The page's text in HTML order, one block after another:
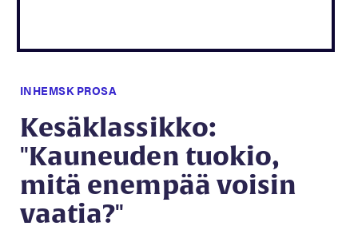
INHEMSK PROSA
Kesäklassikko:
"Kauneuden tuokio,
mitä enempää voisin
vaatia?"